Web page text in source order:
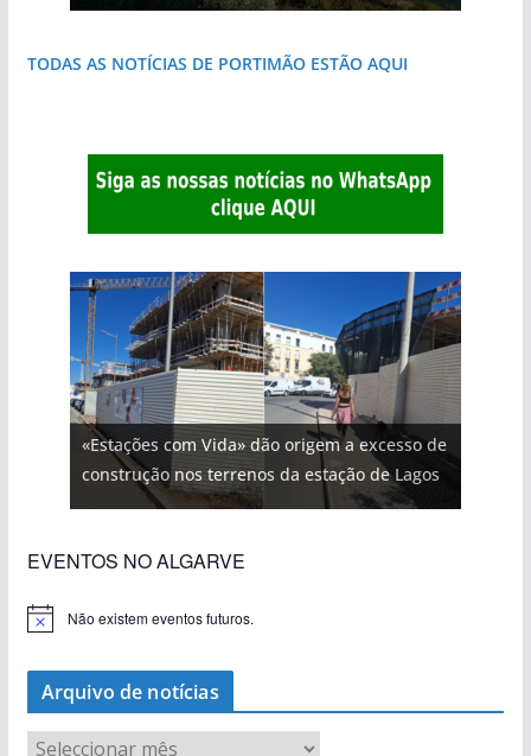
TODAS AS NOTÍCIAS DE PORTIMÃO ESTÃO AQUI
«Estações com Vida» dão origem a excesso de
construção nos terrenos da estação de Lagos
EVENTOS NO ALGARVE
Não existem eventos futuros.
Arquivo de notícias